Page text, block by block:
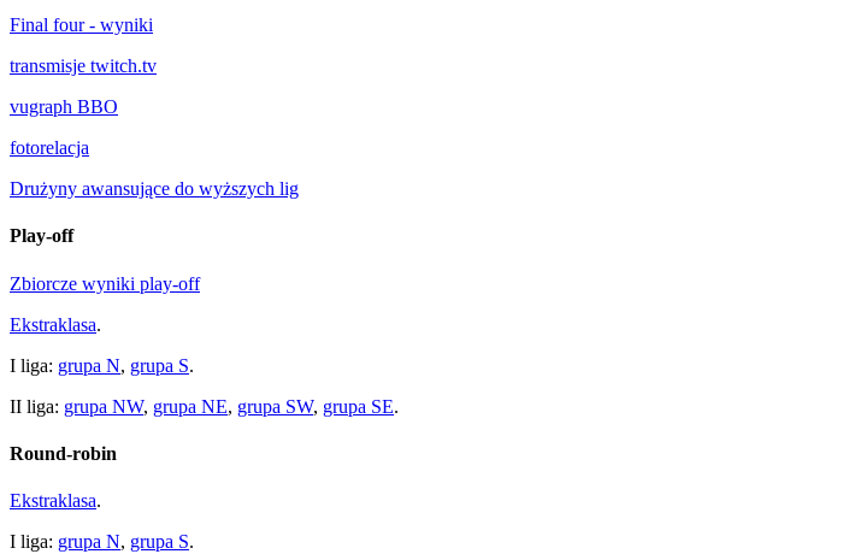
Final four - wyniki
transmisje twitch.tv
vugraph BBO
fotorelacja
Drużyny awansujące do wyższych lig
Play-off
Zbiorcze wyniki play-off
Ekstraklasa.
I liga: grupa N, grupa S.
II liga: grupa NW, grupa NE, grupa SW, grupa SE.
Round-robin
Ekstraklasa.
I liga: grupa N, grupa S.